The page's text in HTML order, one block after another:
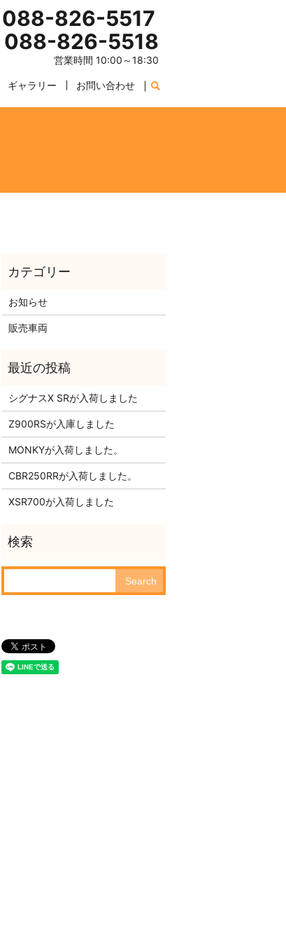
088-826-5517
088-826-5518
営業時間 10:00～18:30
ギャラリー お問い合わせ
お知らせ
販売車両
シグナスX SRが入荷しました
Z900RSが入庫しました
MONKYが入荷しました。
CBR250RRが入荷しました。
XSR700が入荷しました